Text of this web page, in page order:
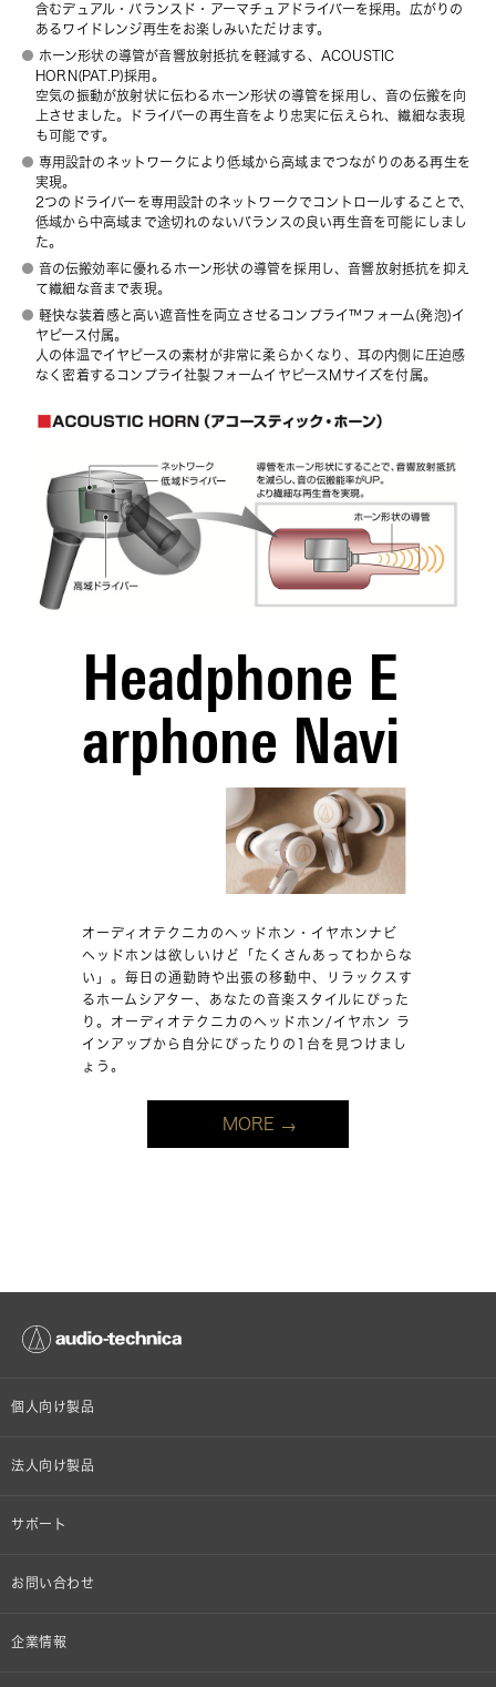
含むデュアル・バランスド・アーマチュアドライバーを採用。広がりの
あるワイドレンジ再生をお楽しみいただけます。
ホーン形状の導管が音響放射抵抗を軽減する、ACOUSTIC
HORN(PAT.P)採用。
空気の振動が放射状に伝わるホーン形状の導管を採用し、音の伝搬を向
上させました。ドライバーの再生音をより忠実に伝えられ、繊細な表現
も可能です。
専用設計のネットワークにより低域から高域までつながりのある再生を
実現。
2つのドライバーを専用設計のネットワークでコントロールすることで、
低域から中高域まで途切れのないバランスの良い再生音を可能にしまし
た。
音の伝搬効率に優れるホーン形状の導管を採用し、音響放射抵抗を抑え
て繊細な音まで表現。
軽快な装着感と高い遮音性を両立させるコンプライ™フォーム(発泡)イ
ヤピース付属。
人の体温でイヤピースの素材が非常に柔らかくなり、耳の内側に圧迫感
なく密着するコンプライ社製フォームイヤピースMサイズを付属。
Headphone E
arphone Navi
オーディオテクニカのヘッドホン・イヤホンナビ
ヘッドホンは欲しいけど「たくさんあってわからな
い」。毎日の通勤時や出張の移動中、リラックスす
るホームシアター、あなたの音楽スタイルにぴった
り。オーディオテクニカのヘッドホン/イヤホン ラ
インアップから自分にぴったりの1台を見つけまし
ょう。
MORE
個人向け製品
オンラインストア限定
法人向け製品
設備音響機器
サポート
個人向け製品サポート
お問い合わせ
その他、メディア 取材関連等のお問い合わせ
企業情報